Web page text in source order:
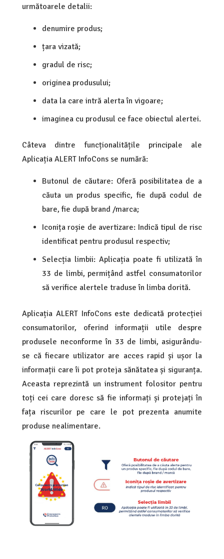
următoarele detalii:
denumire produs;
țara vizată;
gradul de risc;
originea produsului;
data la care intră alerta în vigoare;
imaginea cu produsul ce face obiectul alertei.
Câteva dintre funcționalitățile principale ale
Aplicația ALERT InfoCons se numără:
Butonul de căutare: Oferă posibilitatea de a
căuta un produs specific, fie după codul de
bare, fie după brand /marca;
Iconița roșie de avertizare: Indică tipul de risc
identificat pentru produsul respectiv;
Selecția limbii: Aplicația poate fi utilizată în
33 de limbi, permițând astfel consumatorilor
să verifice alertele traduse în limba dorită.
Aplicația ALERT InfoCons este dedicată protecției
consumatorilor, oferind informații utile despre
produsele neconforme în 33 de limbi, asigurându-
se că fiecare utilizator are acces rapid și ușor la
informații care îi pot proteja sănătatea și siguranța.
Aceasta reprezintă un instrument folositor pentru
toți cei care doresc să fie informați și protejați în
fața riscurilor pe care le pot prezenta anumite
produse nealimentare.